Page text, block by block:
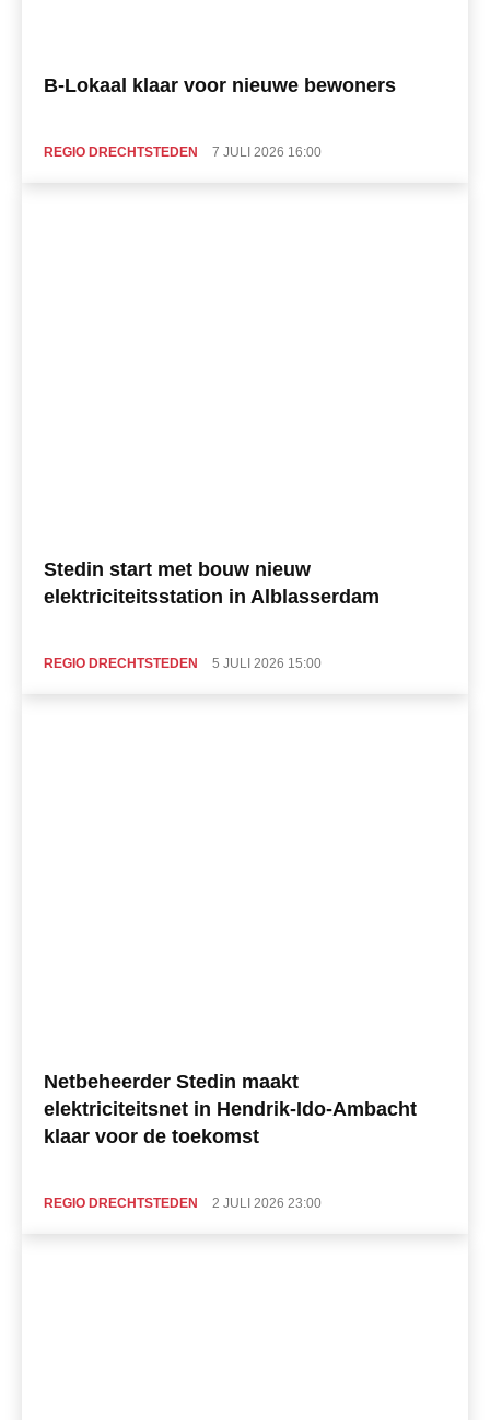
B-Lokaal klaar voor nieuwe bewoners
REGIO DRECHTSTEDEN 7 JULI 2026 16:00
Stedin start met bouw nieuw
elektriciteitsstation in Alblasserdam
REGIO DRECHTSTEDEN 5 JULI 2026 15:00
Netbeheerder Stedin maakt
elektriciteitsnet in Hendrik-Ido-Ambacht
klaar voor de toekomst
REGIO DRECHTSTEDEN 2 JULI 2026 23:00